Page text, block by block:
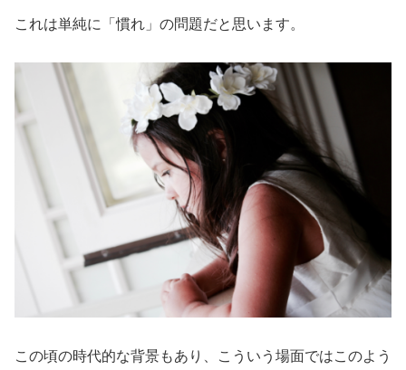
これは単純に「慣れ」の問題だと思います。
この頃の時代的な背景もあり、こういう場面ではこのよう